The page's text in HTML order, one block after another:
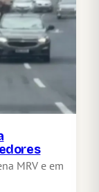
MRV e em